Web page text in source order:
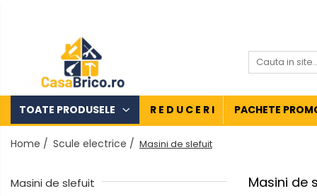
Toate Produsele
Aparate de sudura
Aparate de sudura MMA invertor
(cu electrod)
transformator (cu electrod)
(cu sarma)
TOATE PRODUSELE R E D U C E R I PACHETE
Home / Scule electrice / Masini de slefuit
Masini de
Masini de slefuit